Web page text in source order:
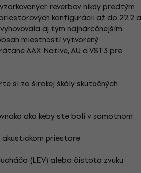
reverbov nikdy predtým
konfigurácií až do 22.2 a
aj tým najnáročnejším
miestností vytvorený
AAX Native, AU a VST3 pre
si zo širokej škály skutočných
ako keby ste boli v samotnom
akustickom priestore
(LEV) alebo čistota zvuku